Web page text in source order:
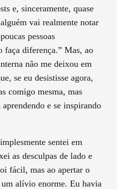
e, sinceramente, quase
vai realmente notar
pessoas
faça diferença.” Mas, ao
não me deixou em
se eu desistisse agora,
comigo mesma, mas
e se inspirando
sentei em
as desculpas de lado e
fácil, mas ao apertar o
alívio enorme. Eu havia